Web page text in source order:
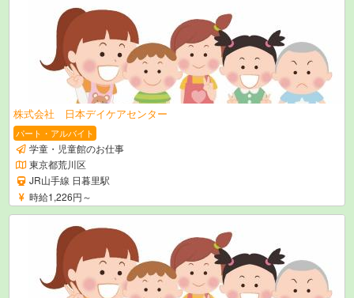
株式会社 日本デイケアセンター
パート・アルバイト
学童・児童館のお仕事
東京都荒川区
JR山手線 日暮里駅
時給1,226円～